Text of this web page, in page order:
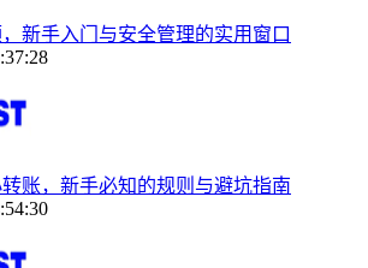
新手入门与安全管理的实用窗口
账，新手必知的规则与避坑指南